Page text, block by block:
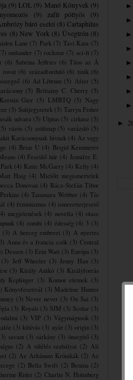
(9) LOL (9) Manó Könyvek (9)
nyomozós (9) zafír pöttyös
(9)
báró esetei (8) Cartaphilus
(8) New York (8) Üvegtrón (8)
Lane (7) Park (7) Tavi Kata (7)
(7) outlander (7) rockstar (7) sci-fi (7)
(6) Sabrina Jeffries (6) Tilos az Á
rovat (6) századforduló (6) tinik (6)
(6) Ad Librum (5) After (5)
(5) Brittainy C. Cherry (5)
Kerstin Gier (5) LMBTQ (5) Nagy
(5) Sulijegyzetek (5) Tarryn Fisher
udvara (5) Ulpius (5) cirkusz (5)
(5) rázós (5) szülinap (5) varázsló (5)
Karácsonynak hívnak (4) Az vagy
(4) Briar U (4) Brigid Kemmerer
(4) Feszülő húr (4) Jennifer E.
(4) Katie McGarry (4) Kelly (4)
Haig (4) Mielőtt megismertelek
Donovan (4) Rácz-Stefán Tibor
(4) Tammara Webber (4) Tíz
(4) feminizmus (4) ismeretterjesztő
megjelenések (4) novella (4) olasz
(4) zombi (4) édesség (4) 3 (3)
(3) A herceg emberei (3) A nyertes
Anna és a francia csók (3) Central
Dessen (3) Erin Watt (3) Európa (3)
(3) Jeff Wheeler (3) Jenny Han (3)
(3) Király Anikó (3) Királyforrás
Keplinger (3) Komor elemek (3)
Könyvfesztivál (3) Madeline Hunter
(3) Never never (3) On Sai (3)
(3) Royals (3) SJM (3) Scolar (3)
(3) VIP (3) Vágymágusok (3)
(3) kihívás (3) nyár (3) origin (3)
savant (3) sárkány (3) önsegítő (3)
(2) A túlélés szabályai (2) Ali
(2) Az Arkánum Krónikák (2) Az
(2) Bella Swift (2) Benina (2)
Rider (2) Charlie N. Holmberg
►